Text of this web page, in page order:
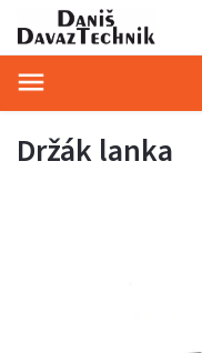
Držák lanka